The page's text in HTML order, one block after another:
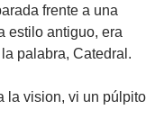
frente a una
estilo antiguo, era
palabra, Catedral.
la vision, vi un púlpito